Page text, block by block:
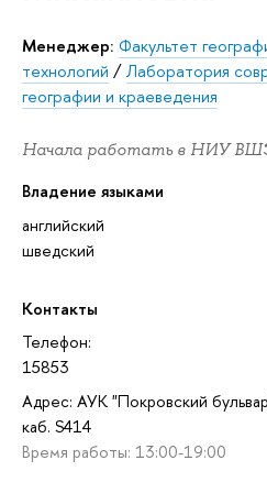
Менеджер: Факультет
технологий /Лаборатория
географии и краеведения
Начала работать в НИУ ВШЭ
Владение языками
английский
шведский
Контакты
Телефон:
15853
Адрес: АУК "Покровский
каб. S414
Время работы: 13:00-19:00